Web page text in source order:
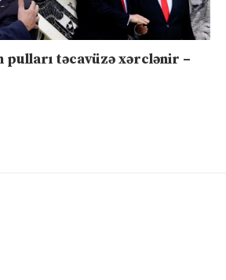
pulları təcavüzə xərclənir –